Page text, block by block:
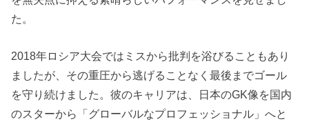
た。
2018年ロシア大会ではミスから批判を浴びることもあり
ましたが、その重圧から逃げることなく最後までゴール
を守り続けました。彼のキャリアは、日本のGK像を国内
のスターから「グローバルなプロフェッショナル」へと